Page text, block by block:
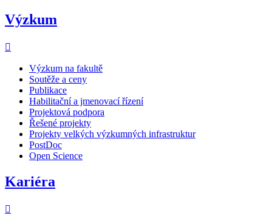
Výzkum
Výzkum na fakultě
Soutěže a ceny
Publikace
Habilitační a jmenovací řízení
Projektová podpora
Řešené projekty
Projekty velkých výzkumných infrastruktur
PostDoc
Open Science
Kariéra